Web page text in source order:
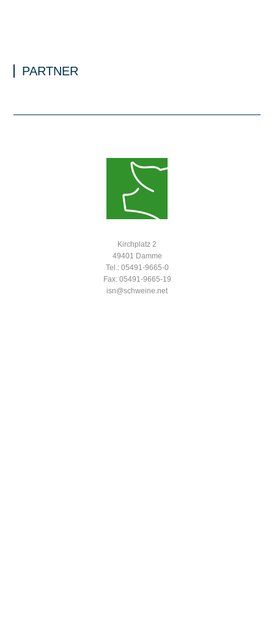
PARTNER
Kirchplatz 2
49401 Damme
Tel.: 05491-9665-0
Fax: 05491-9665-19
isn@schweine.net